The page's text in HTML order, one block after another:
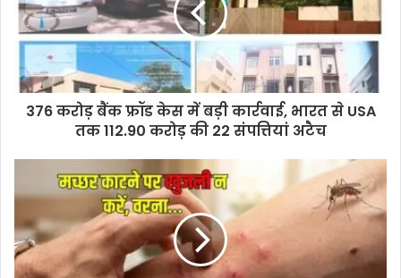
376 करोड़ बैंक फ्रॉड केस में बड़ी कार्रवाई, भारत से USA
तक 112.90 करोड़ की 22 संपत्तियां अटैच